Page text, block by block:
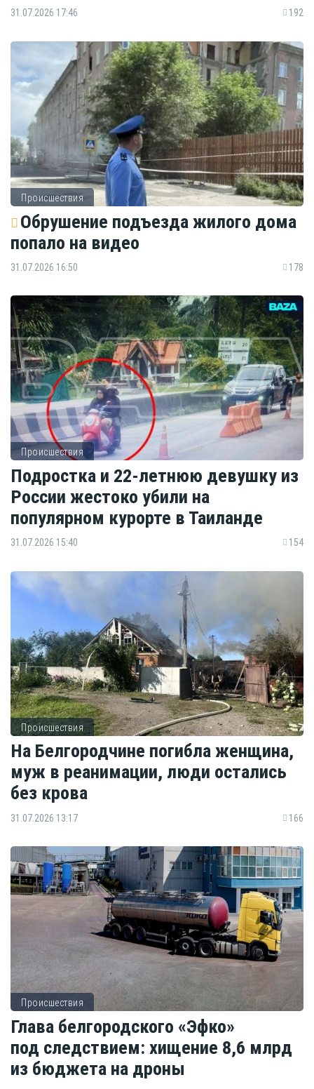
31.07.2026 17:46 192
Происшествия
Обрушение подъезда жилого дома
попало на видео
31.07.2026 16:50 178
Происшествия
Подростка и 22-летнюю девушку из
России жестоко убили на
популярном курорте в Таиланде
31.07.2026 15:40 154
Происшествия
На Белгородчине погибла женщина,
муж в реанимации, люди остались
без крова
31.07.2026 13:17 166
Происшествия
Глава белгородского «Эфко»
под следствием: хищение 8,6 млрд
из бюджета на дроны